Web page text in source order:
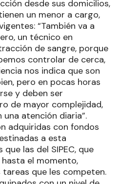
desde sus domicilios,
un menor a cargo,
“También va a
un técnico en
de sangre, porque
controlar de cerca,
nos indica que son
pero en pocas horas
y deben ser
de mayor complejidad,
atención diaria”.
adquiridas con fondos
a esta
las del SIPEC, que
el momento,
que les competen.